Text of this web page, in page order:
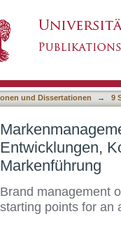
und Dissertationen → 9
Entwicklungen,
Markenführung
Brand management
starting points for an